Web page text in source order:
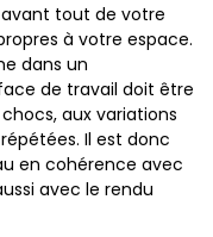
avant tout de votre
à votre espace.
dans un
de travail doit être
aux variations
Il est donc
en cohérence avec
avec le rendu